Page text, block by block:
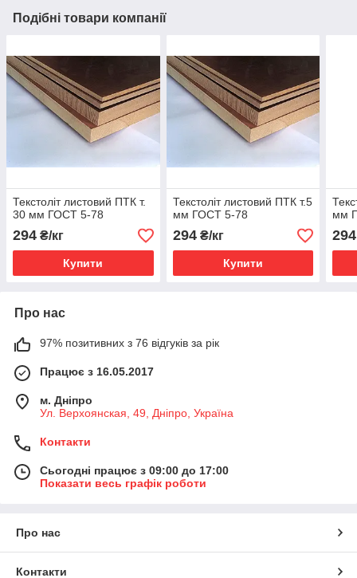
Подібні товари компанії
Текстоліт листовий ПТК т.
30 мм ГОСТ 5-78
294 ₴/кг
Купити
Текстоліт листовий ПТК т.5
мм ГОСТ 5-78
294₴/кг
Купити
мм
294
Про нас
97% позитивних з 76 відгуків за рік
Працює з 16.05.2017
м. Дніпро
Ул. Верхоянская, 49, Дніпро, Україна
Контакти
Сьогодні працює з 09:00 до 17:00
Показати весь графік роботи
Про нас
Контакти